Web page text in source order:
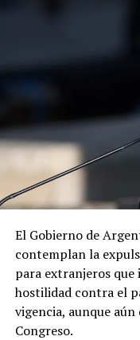
mexicano por la
«Envía otro
dónde esconderse»,
desmantelar los
responsables de
resultados.
El Gobierno de
contemplan la
para extranjeros que
hostilidad contra el
vigencia, aunque
Congreso.